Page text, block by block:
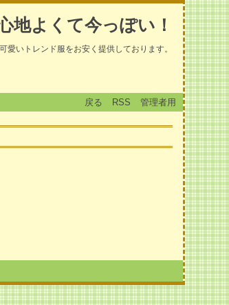
地よくて今っぽい！
愛いトレンド服をお安く提供しております。
戻る RSS 管理者用